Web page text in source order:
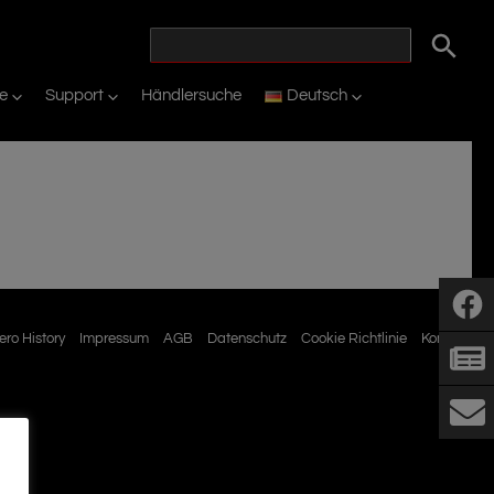
Support Händlersuche Deutsch
History Impressum AGB Datenschutz Cookie Richtlinie Kontakt